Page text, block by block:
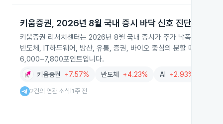
키움증권, 2026년 8월 국내 증시 바닥 신호 진단
키움증권 리서치센터는 2026년 8월 국내 증시가 주가 낙폭 과대와
반도체, IT하드웨어, 방산, 유통, 증권, 바이오 중심의 분할 매수와 업
6,000~7,800포인트입니다.
키움증권 +7.57% 반도체 +4.23% AI +2.93%
2건의 연관 소식 1주 전